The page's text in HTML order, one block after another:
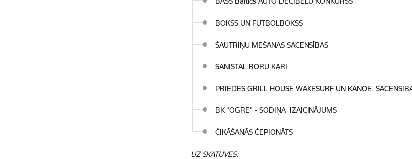
BOKSS UN FUTBOLBOKSS
ŠAUTRIŅU MEŠANAS SACENSĪBAS
SANISTAL RORU KARI
PRIEDES GRILL HOUSE WAKESURF UN KANOE
BK “OGRE” - SODIŅA IZAICINĀJUMS
ČIKĀŠANĀS ČEPIONĀTS
UZ SKATUVES: